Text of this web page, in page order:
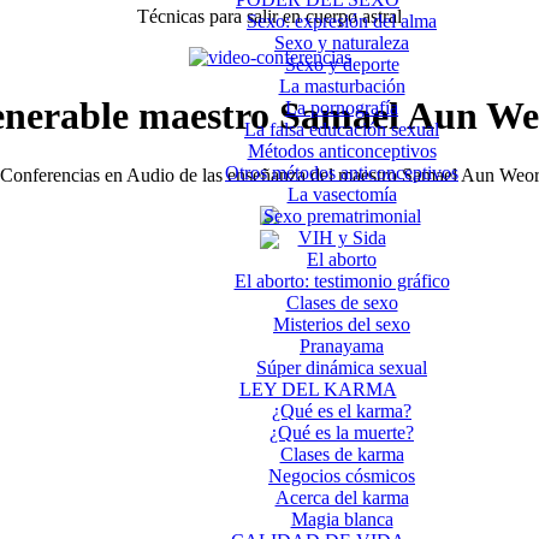
Técnicas para salir en cuerpo astral
maestro Samael Aun
Conferencias en Audio de las enseñanza del maestro Samael Aun Weor
Sexo: expresión del alma
Sexo y naturaleza
Sexo y deporte
La masturbación
La pornografía
La falsa educación sexual
Métodos anticonceptivos
Otros métodos anticonceptivos
La vasectomía
Sexo prematrimonial
VIH y Sida
El aborto
El aborto: testimonio gráfico
Clases de sexo
Misterios del sexo
Pranayama
Súper dinámica sexual
LEY DEL KARMA
¿Qué es el karma?
¿Qué es la muerte?
Clases de karma
Negocios cósmicos
Acerca del karma
Magia blanca